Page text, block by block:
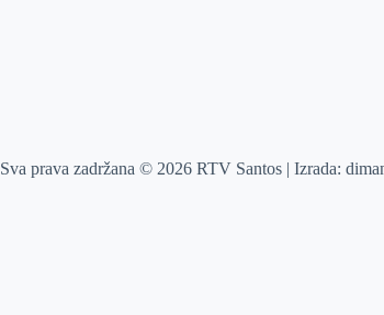
Sva prava zadržana © 2026 RTV Santos | Izrada: